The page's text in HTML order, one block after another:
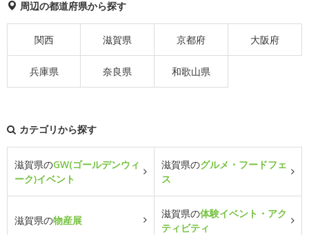
周辺の都道府県から探す
関西 滋賀県 京都府 大阪府
兵庫県 奈良県 和歌山県
カテゴリから探す
滋賀県のGW(ゴールデンウィ
ーク)イベント
滋賀県のグルメ・フードフェ
ス
滋賀県の物産展
滋賀県の体験イベント・アク
ティビティ